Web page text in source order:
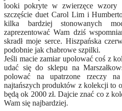
looki pokryte w zwierzęce
szczęście duet Carol Lim i
kilka bardziej stonowanych
zaprezentować Wam dziś
skradł moje serce. Hiszpańska
podobnie jak chabrowe szpilki.
Jeśli macie zamiar upolować coś z
udać się do sklepu na
polować na upatrzone rzeczy
najtańszych produktów z kolekcji to
będą ok 2000 zł. Dajcie znać co z
Wam się najbardziej.